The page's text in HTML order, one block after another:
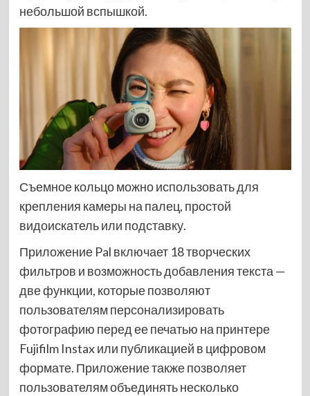
небольшой вспышкой.
Съемное кольцо можно использовать для
крепления камеры на палец, простой
видоискатель или подставку.
Приложение Pal включает 18 творческих
фильтров и возможность добавления текста —
две функции, которые позволяют
пользователям персонализировать
фотографию перед ее печатью на принтере
Fujifilm Instax или публикацией в цифровом
формате. Приложение также позволяет
пользователям объединять несколько